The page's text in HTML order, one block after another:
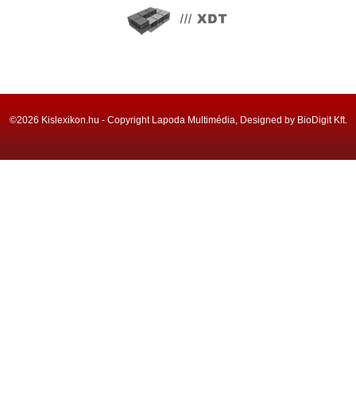
©2026 Kislexikon.hu - Copyright Lapoda Multimédia, Designed by BioDigit Kft.